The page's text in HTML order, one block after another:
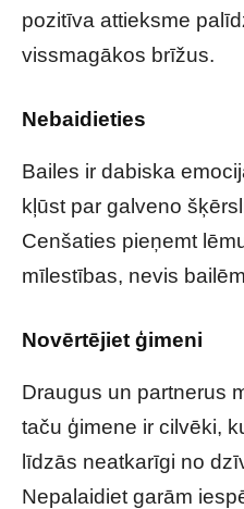
pozitīva attieksme
vissmagākos brīžus.
Nebaidieties
Bailes ir dabiska
kļūst par galveno
Cenšaties pieņemt
mīlestības, nevis
Novērtējiet ģimeni
Draugus un partnerus
taču ģimene ir cilvēki,
līdzās neatkarīgi no
Nepalaidiet garām